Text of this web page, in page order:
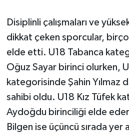
Disiplinli çalışmaları ve
dikkat çeken sporcular,
elde etti. U18 Tabanca
Oğuz Sayar birinci olurken,
kategorisinde Şahin Yılmaz
sahibi oldu. U18 Kız Tüfek
Aydoğdu birinciliği elde
Bilgen ise üçüncü sırada yer